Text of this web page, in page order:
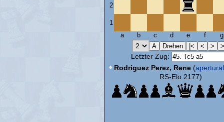
2
1
a
b c d e f g
Letzter Zug:
• Rodriguez Perez, Rene(aperturaf
RS-Elo 2177)